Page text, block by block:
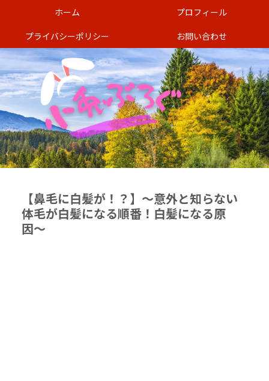
ホーム
プロフィール
プライバシーポリシー
お問い合わせ
【鼻毛に白髪が！？】〜意外と知らない
体毛が白髪になる順番！白髪になる原
因〜